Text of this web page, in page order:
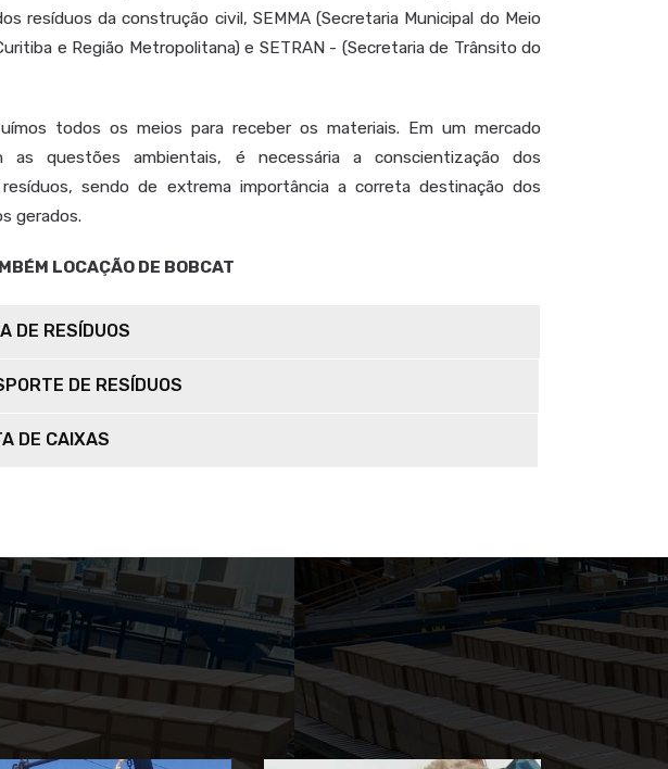
resíduos da construção civil, SEMMA (Secretaria Municipal do Meio
e Região Metropolitana) e SETRAN - (Secretaria de Trânsito do
todos os meios para receber os materiais. Em um mercado
as questões ambientais, é necessária a conscientização dos
sendo de extrema importância a correta destinação dos
gerados.
LOCAÇÃO DE BOBCAT
DE RESÍDUOS
DE RESÍDUOS
DE CAIXAS